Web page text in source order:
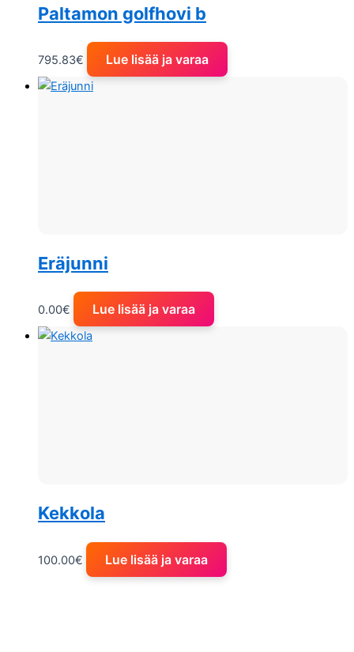
Paltamon golfhovi b
795.83€ Lue lisää ja varaa
Eräjunni
0.00€ Lue lisää ja varaa
Kekkola
100.00€ Lue lisää ja varaa